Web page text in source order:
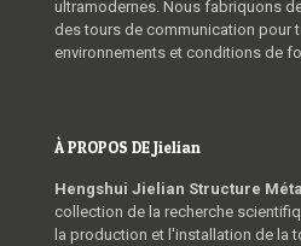
ultramodernes. Nous fabriquons
des tours de communication pour
environnements et conditions de
À PROPOS DE Jielian
Hengshui Jielian Structure
collection de la recherche
la production et l'installation de la